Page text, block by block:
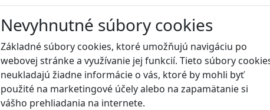
Nevyhnutné súbory cookies
Základné súbory cookies, ktoré umožňujú navigáciu po
webovej stránke a využívanie jej funkcií. Tieto súbory
neukladajú žiadne informácie o vás, ktoré by mohli byť
použité na marketingové účely alebo na zapamätanie si
vášho prehliadania na internete.